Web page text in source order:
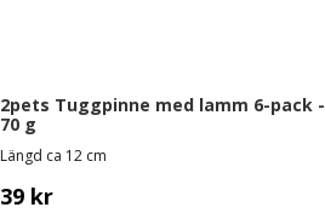
2pets Tuggpinne med lamm 6-pack -
70 g
Längd ca 12 cm
39 kr